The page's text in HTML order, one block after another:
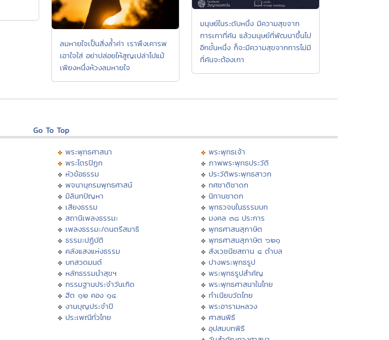
ลมหายใจเป็นสิ่งล้ำค่า เราพึงเคารพ
เอาใจใส่ อย่าปล่อยให้สูญเปล่าไปแม้
เพียงหนึ่งห้วงลมหายใจ
มนุษย์ในระดับหนึ่ง มีความสุขจาก
การเกาที่คัน แล้วมนุษย์ที่พัฒนาขึ้นไป
อีกขั้นหนึ่ง ก็จะมีความสุขจากการไม่มี
ที่คันจะต้องเกา
Go To Top
พระพุทธศาสนา
พระไตรปิฏก
หัวข้อธรรม
พจนานุกรมพุทธศาสน์
มิลินทปัญหา
เสียงธรรม
สถานีเพลงธรรมะ
เพลงธรรมะ/ดนตรีสมาธิ
ธรรมะปฏิบัติ
คลังแสงแห่งธรรม
บทสวดมนต์
หลักธรรมนำสุขฯ
กรรมฐานประจำวันเกิด
ฮีต ๑๒ คอง ๑๔
งานบุญประจำปี
ประเพณีทั่วไทย
พระพุทธเจ้า
ภาพพระพุทธประวัติ
ประวัติพระพุทธสาวก
ทศชาติชาดก
นิทานชาดก
พุทธวจนในธรรมบท
มงคล ๓๘ ประการ
พุทธศาสนสุภาษิต
พุทธศาสนสุภาษิต ๖๒๑
สังเวชนียสถาน ๔ ตำบล
ปางพระพุทธรูป
พระพุทธรูปสำคัญ
พระพุทธศาสนาในไทย
ทำเนียบวัดไทย
พระอารามหลวง
ศาสนพิธี
อุปสมบทพิธี